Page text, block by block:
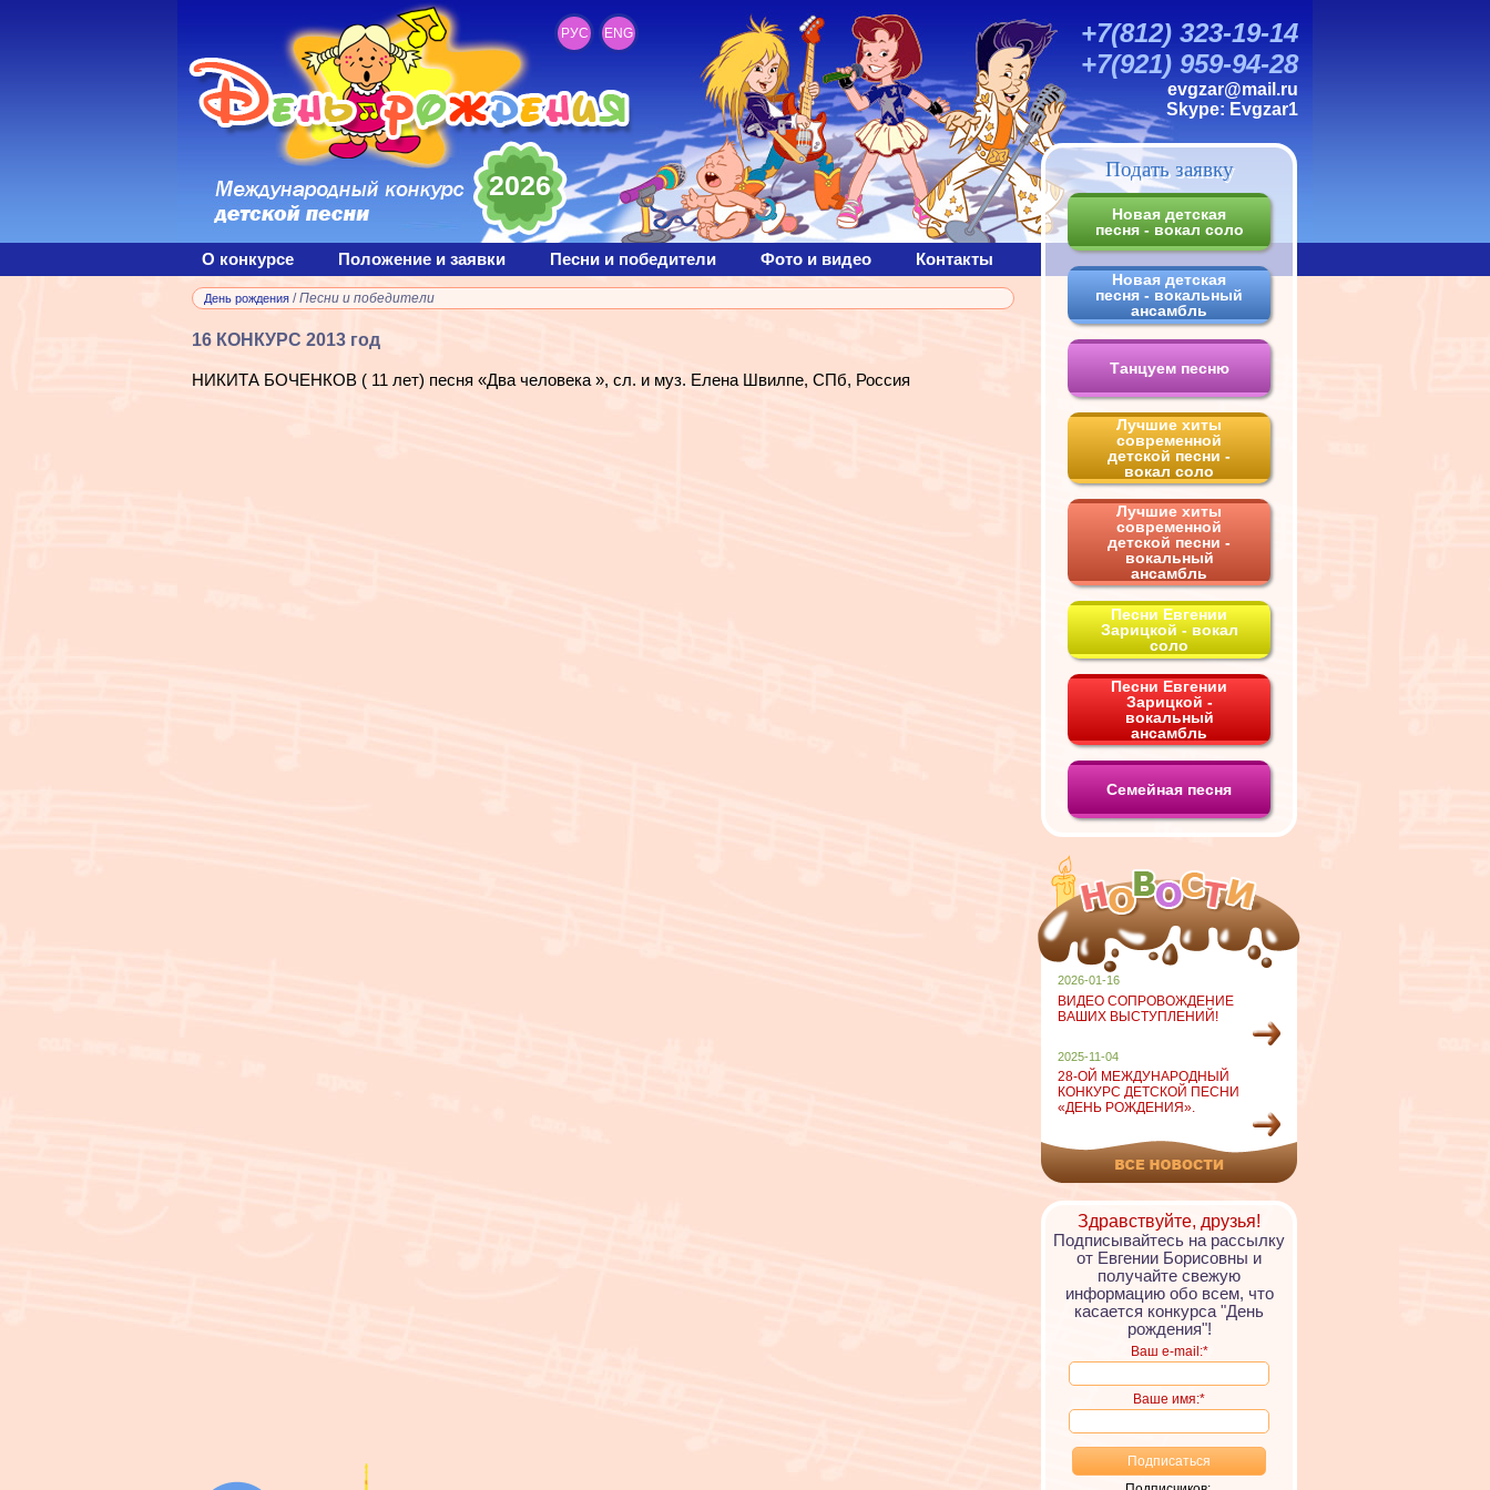
РУС ENG
2026
+7(812) 323-19-14
+7(921) 959-94-28
evgzar@mail.ru
Skype: Evgzar1
О конкурсе Положение и заявки Песни и победители Фото и видео Контакты
День рождения /Песни и победители
16 КОНКУРС 2013 год
НИКИТА БОЧЕНКОВ ( 11 лет) песня «Два человека », сл. и муз. Елена Швилпе, СПб, Россия
Подать заявку
Новая детская
песня - вокал соло
Новая детская
песня - вокальный
ансамбль
Танцуем песню
Лучшие хиты
современной
детской песни -
вокал соло
Лучшие хиты
современной
детской песни -
вокальный
ансамбль
Песни Евгении
Зарицкой - вокал
соло
Песни Евгении
Зарицкой -
вокальный
ансамбль
Семейная песня
2026-01-16
ВИДЕО СОПРОВОЖДЕНИЕ
ВАШИХ ВЫСТУПЛЕНИЙ!
2025-11-04
28-ОЙ МЕЖДУНАРОДНЫЙ
КОНКУРС ДЕТСКОЙ ПЕСНИ
«ДЕНЬ РОЖДЕНИЯ».
Здравствуйте, друзья!
Подписывайтесь на рассылку
от Евгении Борисовны и
получайте свежую
информацию обо всем, что
касается конкурса "День
рождения"!
Ваш e-mail:*
Ваше имя:*